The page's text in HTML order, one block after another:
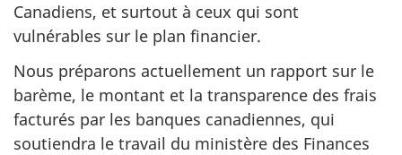
Canadiens, et surtout à ceux qui sont
vulnérables sur le plan financier.
Nous préparons actuellement un rapport sur le
barème, le montant et la transparence des frais
facturés par les banques canadiennes, qui
soutiendra le travail du ministère des Finances